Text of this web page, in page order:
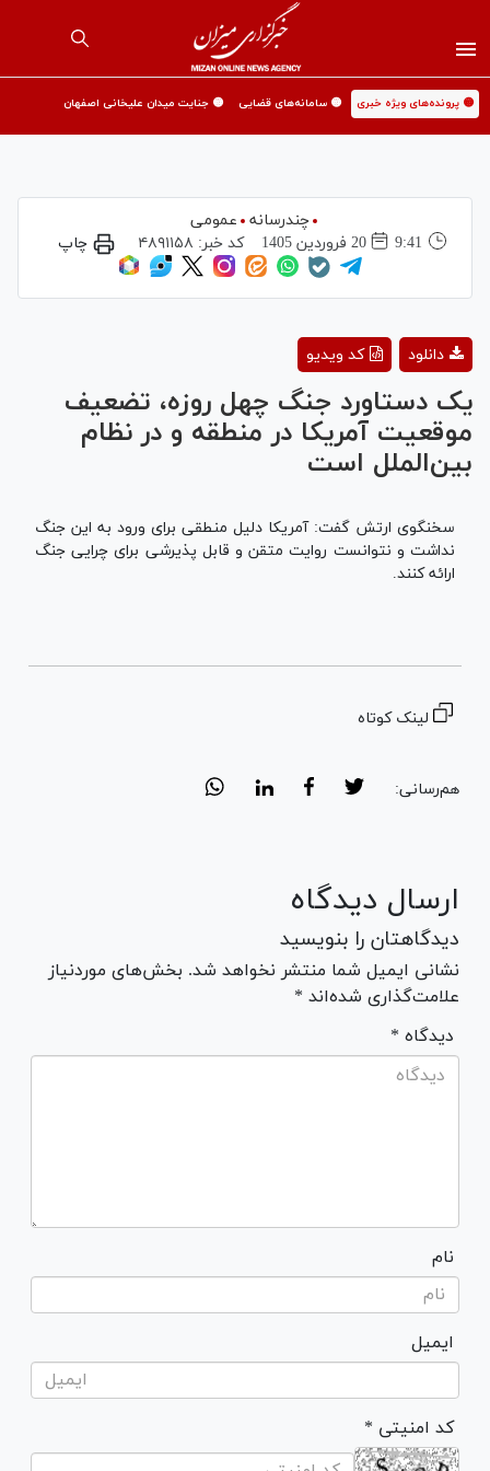
🟡 پرونده‌های ویژه خبری 🟡 سامانه‌های قضایی 🟡 جنایت میدان علیخانی اصفهان
چندرسانه
عمومی
9:41
20 فروردين 1405 کد خبر: ۴۸۹۱۱۵۸ چاپ
Video
کد ویدیو دانلود
یک دستاورد جنگ چهل روزه، تضعیف
موقعیت آمریکا در منطقه و در نظام
بین‌الملل است
سخنگوی ارتش گفت: آمریکا دلیل منطقی برای ورود به این جنگ
نداشت و نتوانست روایت متقن و قابل پذیرشی برای چرایی جنگ
ارائه کنند.
لینک کوتاه
هم‌رسانی:
ارسال دیدگاه
دیدگاهتان را بنویسید
نشانی ایمیل شما منتشر نخواهد شد. بخش‌های موردنیاز
علامت‌گذاری شده‌اند *
* دیدگاه
نام
ایمیل
* کد امنیتی